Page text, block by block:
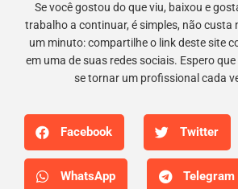
Se você gostou do que viu, baixou e
trabalho a continuar, é simples, não custa
um minuto: compartilhe o link deste site
em uma de suas redes sociais. Espero
se tornar um profissional cada
Facebook Twitter
WhatsApp Telegram